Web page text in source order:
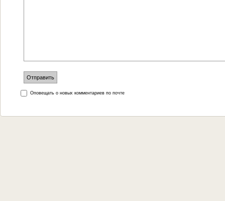
Оповещать о новых комментариев по почте